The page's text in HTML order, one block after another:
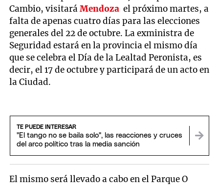
Cambio, visitaráMendoza el próximo martes, a
falta de apenas cuatro días para las elecciones
generales del 22 de octubre. La exministra de
Seguridad estará en la provincia el mismo día
que se celebra el Día de la Lealtad Peronista, es
decir, el 17 de octubre y participará de un acto en
la Ciudad.
TE PUEDE INTERESAR
"El tango no se baila solo", las reacciones y cruces
del arco político tras la media sanción
El mismo será llevado a cabo en el Parque O